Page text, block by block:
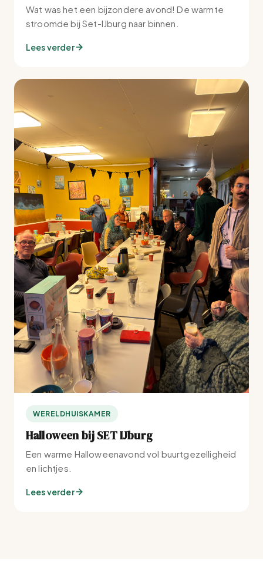
Wat was het een bijzondere avond! De warmte
stroomde bij Set-IJburg naar binnen.
Lees verder
WERELDHUISKAMER
Halloween bij SET IJburg
Een warme Halloweenavond vol buurtgezelligheid
en lichtjes.
Lees verder